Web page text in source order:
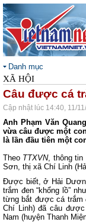
Danh mục
XÃ HỘI
Câu được cá
Cập nhật lúc 14:40, 11/
Anh Phạm Văn
vừa câu được một
là lần đầu tiên một
Theo TTXVN, thông tin
Sơn, thị xã Chí Linh
Được biết, ở Hải
trắm đen “khổng lồ”
từng bắt được cá trắm
Chí Linh) đã câu
Nam (huyện Thanh